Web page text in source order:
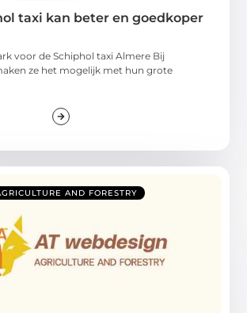
taxi kan beter en goedkoper
voor de Schiphol taxi Almere Bij
ze het mogelijk met hun grote
AND FORESTRY